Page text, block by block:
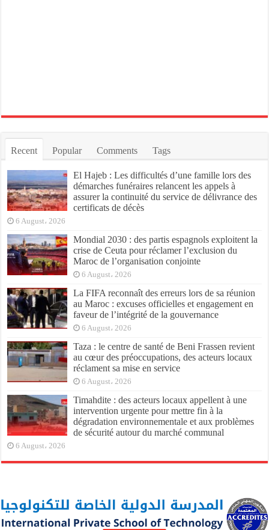
Recent Popular Comments Tags
El Hajeb : Les difficultés d’une famille lors des
démarches funéraires relancent les appels à
assurer la continuité du service de délivrance des
certificats de décès
6 August، 2026
Mondial 2030 : des partis espagnols exploitent la
crise de Ceuta pour réclamer l’exclusion du
Maroc de l’organisation conjointe
6 August، 2026
La FIFA reconnaît des erreurs lors de sa réunion
au Maroc : excuses officielles et engagement en
faveur de l’intégrité de la gouvernance
6 August، 2026
Taza : le centre de santé de Beni Frassen revient
au cœur des préoccupations, des acteurs locaux
réclament sa mise en service
6 August، 2026
Timahdite : des acteurs locaux appellent à une
intervention urgente pour mettre fin à la
dégradation environnementale et aux problèmes
de sécurité autour du marché communal
6 August، 2026